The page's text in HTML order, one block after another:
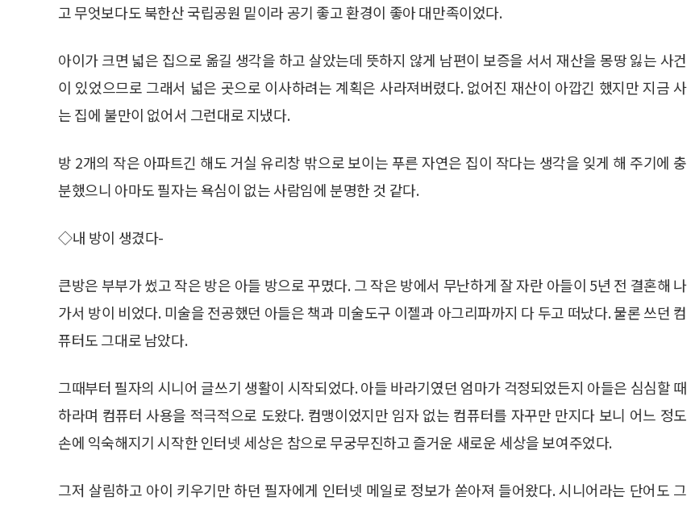
고 무엇보다도 북한산 국립공원 밑이라 공기 좋고 환경이 좋아 대만족이었다.
아이가 크면 넓은 집으로 옮길 생각을 하고 살았는데 뜻하지 않게 남편이 보증을 서서 재산을 몽땅 잃는 사건
이 있었으므로 그래서 넓은 곳으로 이사하려는 계획은 사라져버렸다. 없어진 재산이 아깝긴 했지만 지금 사
는 집에 불만이 없어서 그런대로 지냈다.
방 2개의 작은 아파트긴 해도 거실 유리창 밖으로 보이는 푸른 자연은 집이 작다는 생각을 잊게 해 주기에 충
분했으니 아마도 필자는 욕심이 없는 사람임에 분명한 것 같다.
◇내 방이 생겼다-
큰방은 부부가 썼고 작은 방은 아들 방으로 꾸몄다. 그 작은 방에서 무난하게 잘 자란 아들이 5년 전 결혼해 나
가서 방이 비었다. 미술을 전공했던 아들은 책과 미술도구 이젤과 아그리파까지 다 두고 떠났다. 물론 쓰던 컴
퓨터도 그대로 남았다.
그때부터 필자의 시니어 글쓰기 생활이 시작되었다. 아들 바라기였던 엄마가 걱정되었든지 아들은 심심할 때
하라며 컴퓨터 사용을 적극적으로 도왔다. 컴맹이었지만 임자 없는 컴퓨터를 자꾸만 만지다 보니 어느 정도
손에 익숙해지기 시작한 인터넷 세상은 참으로 무궁무진하고 즐거운 새로운 세상을 보여주었다.
그저 살림하고 아이 키우기만 하던 필자에게 인터넷 메일로 정보가 쏟아져 들어왔다. 시니어라는 단어도 그